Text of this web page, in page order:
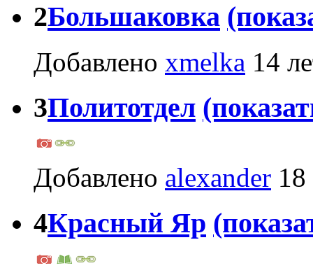
2Большаковка
Добавлено xmelka 14
3Политотдел
Добавлено alexander 18
4Красный Яр